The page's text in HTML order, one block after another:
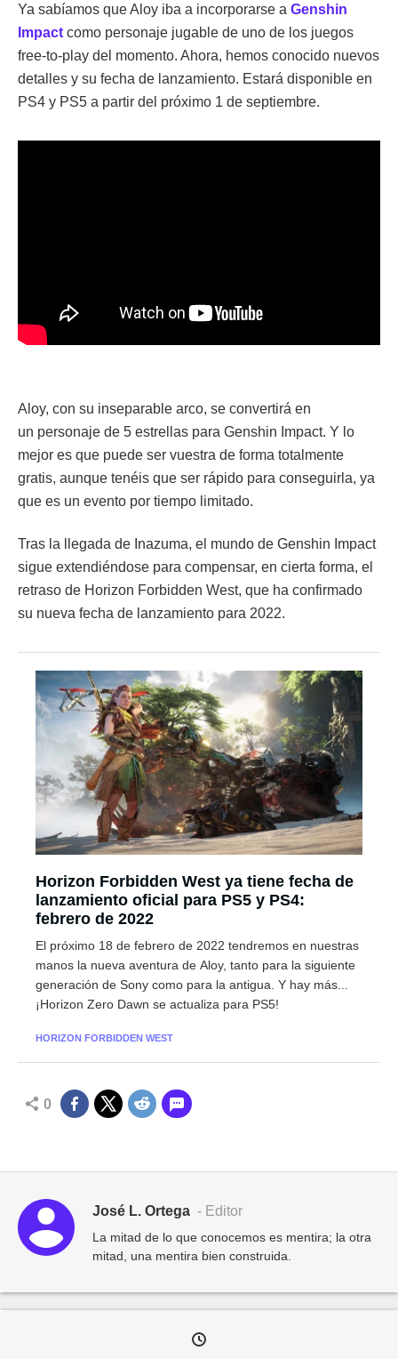
Ya sabíamos que Aloy iba a incorporarse a Genshin
Impact como personaje jugable de uno de los juegos
free-to-play del momento. Ahora, hemos conocido nuevos
detalles y su fecha de lanzamiento. Estará disponible en
PS4 y PS5 a partir del próximo 1 de septiembre.
Aloy, con su inseparable arco, se convertirá en
un personaje de 5 estrellas para Genshin Impact. Y lo
mejor es que puede ser vuestra de forma totalmente
gratis, aunque tenéis que ser rápido para conseguirla, ya
que es un evento por tiempo limitado.
Tras la llegada de Inazuma, el mundo de Genshin Impact
sigue extendiéndose para compensar, en cierta forma, el
retraso de Horizon Forbidden West, que ha confirmado
su nueva fecha de lanzamiento para 2022.
Horizon Forbidden West ya tiene fecha de
lanzamiento oficial para PS5 y PS4:
febrero de 2022
El próximo 18 de febrero de 2022 tendremos en nuestras
manos la nueva aventura de Aloy, tanto para la siguiente
generación de Sony como para la antigua. Y hay más...
¡Horizon Zero Dawn se actualiza para PS5!
HORIZON FORBIDDEN WEST
0
José L. Ortega - Editor
La mitad de lo que conocemos es mentira; la otra
mitad, una mentira bien construida.